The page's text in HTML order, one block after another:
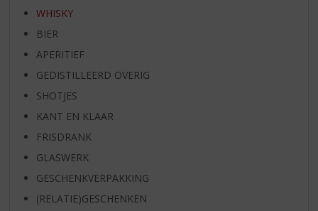
WHISKY
BIER
APERITIEF
GEDISTILLEERD OVERIG
SHOTJES
KANT EN KLAAR
FRISDRANK
GLASWERK
GESCHENKVERPAKKING
(RELATIE)GESCHENKEN